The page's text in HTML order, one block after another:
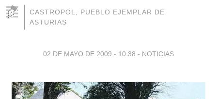
CASTROPOL, PUEBLO EJEMPLAR DE
ASTURIAS
02 DE MAYO DE 2009 - 10:38 - NOTICIAS